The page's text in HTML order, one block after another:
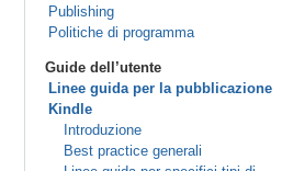
Publishing
Politiche di programma
Guide dell’utente
Linee guida per la pubblicazione
Kindle
Introduzione
Best practice generali